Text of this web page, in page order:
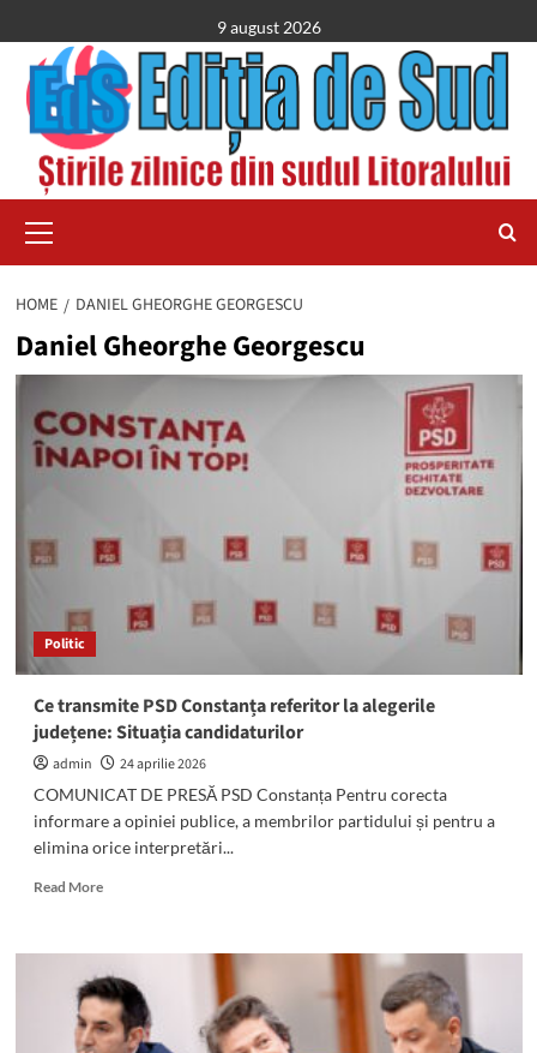
to
content
9 august 2026
Menu
HOME DANIEL GHEORGHE GEORGESCU
Daniel Gheorghe Georgescu
Politic
Ce transmite PSD Constanța referitor la alegerile
județene: Situația candidaturilor
admin
24 aprilie 2026
COMUNICAT DE PRESĂ PSD Constanța Pentru corecta
informare a opiniei publice, a membrilor partidului și pentru a
elimina orice interpretări...
Read MoreRead
Ce
transmite
PSD
Constanța
referitor